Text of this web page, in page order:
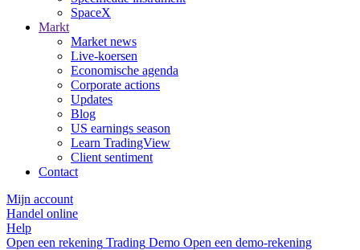
SpaceX
Markt
Market news
Live-koersen
Economische agenda
Corporate actions
Updates
Blog
US earnings season
Learn TradingView
Client sentiment
Contact
Mijn account
Handel online
Help
Open een rekening Trading Demo Open een demo-rekening